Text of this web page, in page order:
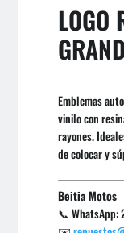
LOGO
Emblemas
vinilo con
rayones.
de colocar y
Beitia Motos
📞 WhatsApp: